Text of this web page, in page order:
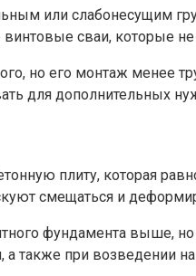
или слабонесущим
сваи, которые
но его монтаж менее
для дополнительных
плиту, которая
смещаться и
фундамента выше,
также при возведении